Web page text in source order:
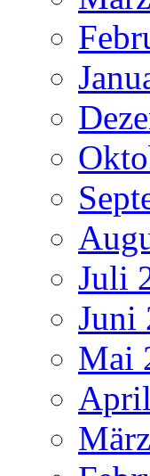
Juli
Juni
Mai